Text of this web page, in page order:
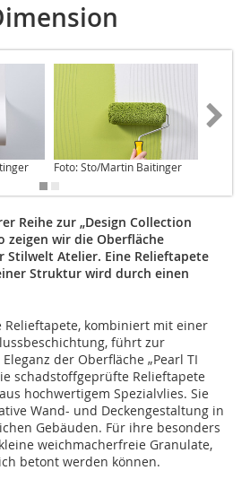
Foto: Sto/Martin Baitinger
Reihe zur „Design Collection
zeigen wir die Oberfläche
Stilwelt Atelier. Eine Relieftapete
Struktur wird durch einen
Relieftapete, kombiniert mit einer
führt zur
der Oberfläche „Pearl TI
schadstoffgeprüfte Relieftapete
hochwertigem Spezialvlies. Sie
Wand- und Deckengestaltung in
Gebäuden. Für ihre besonders
weichmacherfreie Granulate,
betont werden können.